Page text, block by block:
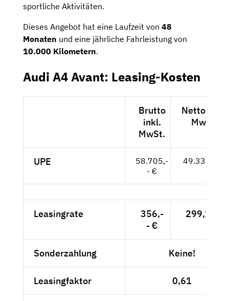
sportliche Aktivitäten.
Dieses Angebot hat eine Laufzeit von 48
Monaten und eine jährliche Fahrleistung von
10.000 Kilometern.
Audi A4 Avant: Leasing-Kosten
Brutto
inkl.
MwSt.
Netto exkl.
MwSt.
UPE
58.705,-
- €
49.332,-- €
Leasingrate
356,-
- €
299,16 €
Sonderzahlung Keine!
Leasingfaktor 0,61